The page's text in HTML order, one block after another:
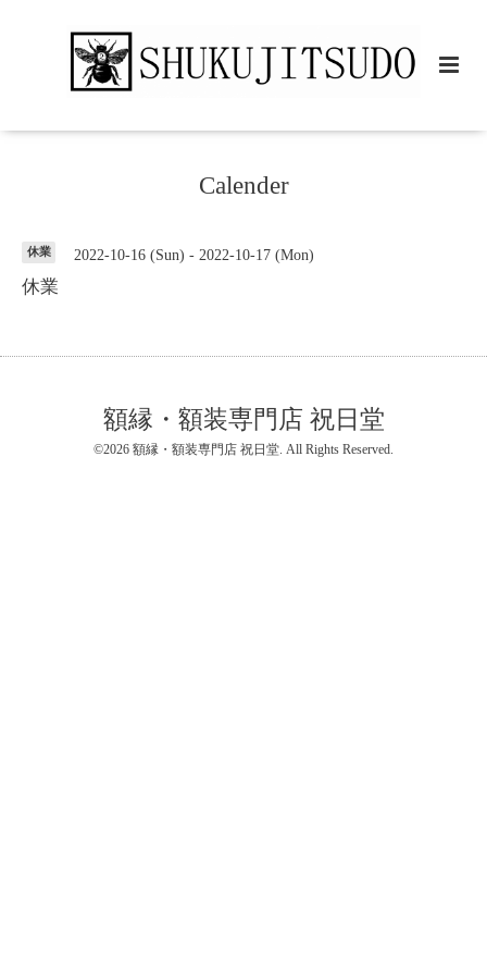
Calender
休業 2022-10-16 (Sun) - 2022-10-17 (Mon)
休業
額縁・額装専門店 祝日堂
©2026 額縁・額装専門店 祝日堂 . All Rights Reserved.